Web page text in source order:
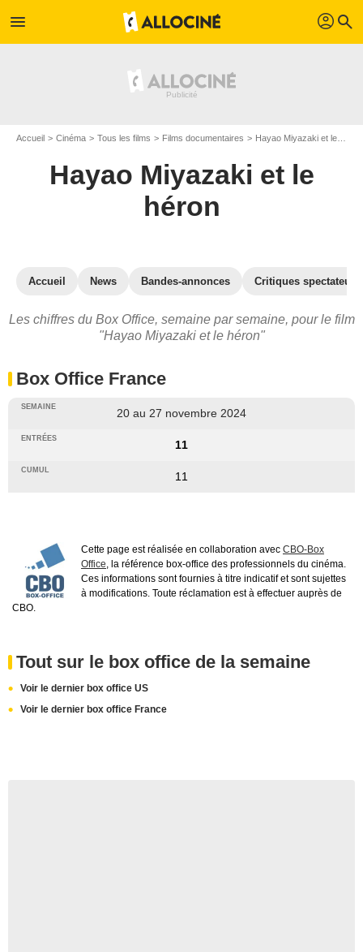
menu profil search
Accueil Cinéma Tous les films Films documentaires Hayao Miyazaki et le héron
Hayao Miyazaki et le
héron
Accueil News Bandes-annonces Critiques spectateurs
Les chiffres du Box Office, semaine par semaine, pour le film
"Hayao Miyazaki et le héron"
Box Office France
20 au 27 novembre 2024
11
11
Cette page est réalisée en collaboration avec CBO-Box
Office, la référence box-office des professionnels du cinéma.
Ces informations sont fournies à titre indicatif et sont sujettes
à modifications. Toute réclamation est à effectuer auprès de
CBO.
Tout sur le box office de la semaine
Voir le dernier box office US
Voir le dernier box office France